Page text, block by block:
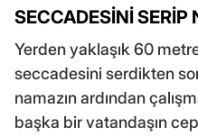
SECCADESİNİ SERİP
Yerden yaklaşık 60
seccadesini serdikten
namazın ardından
başka bir vatandaşın